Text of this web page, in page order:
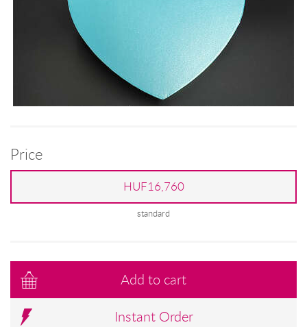
Price
HUF16,760
standard
Add to cart
Instant Order